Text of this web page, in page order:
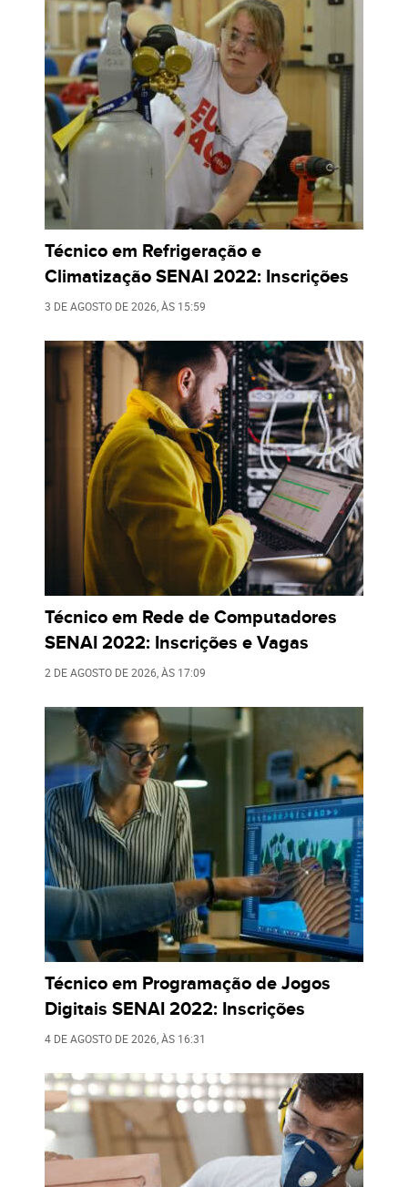
Técnico em Refrigeração e
Climatização SENAI 2022: Inscrições
3 DE AGOSTO DE 2026 , ÀS 15:59
Técnico em Rede de Computadores
SENAI 2022: Inscrições e Vagas
2 DE AGOSTO DE 2026 , ÀS 17:09
Técnico em Programação de Jogos
Digitais SENAI 2022: Inscrições
4 DE AGOSTO DE 2026 , ÀS 16:31